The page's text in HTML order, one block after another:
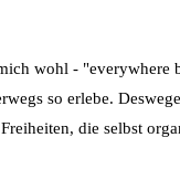
wohl -
so erlebe.
die selbst